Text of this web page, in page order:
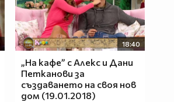
18:40
„На кафе” с Алекс и Дани
Петканови за
създаването на своя нов
дом (19.01.2018)